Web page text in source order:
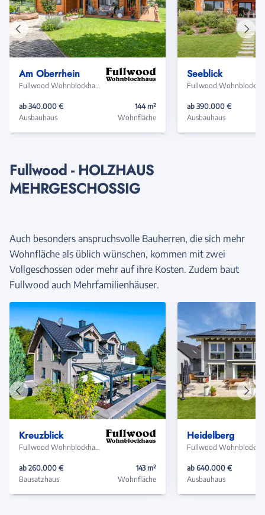
Am Oberrhein
Fullwood Wohnblockhaus
ab 340.000 €
Ausbauhaus
144 m²
Wohnfläche
Seeblick
ab 390.000 €
Ausbauhaus
Vorheriges
Haus
Haus
Fullwood - HOLZHAUS
MEHRGESCHOSSIG
Auch besonders anspruchsvolle Bauherren, die sich mehr
Wohnfläche als üblich wünschen, kommen mit zwei
Vollgeschossen oder mehr auf ihre Kosten. Zudem baut
Fullwood auch Mehrfamilienhäuser.
Kreuzblick
Fullwood Wohnblockhaus
ab 260.000 €
Bausatzhaus
143 m²
Wohnfläche
Heidelberg
ab 640.000 €
Ausbauhaus
Vorheriges
Haus
Haus